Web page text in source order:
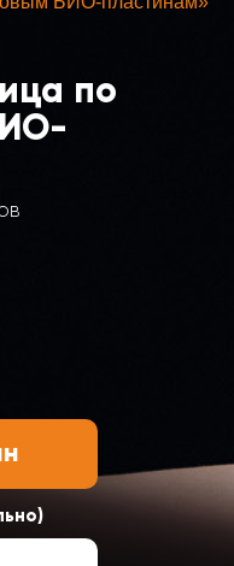
по